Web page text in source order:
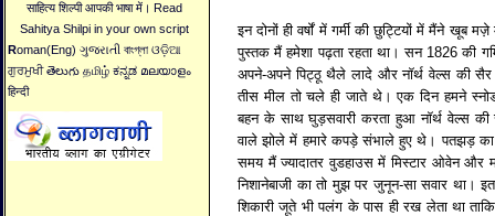
साहित्य शिल्पी आपकी भाषा में। Read
Sahitya Shilpi in your own script
Roman(Eng) ગુજરાતી বাংগ্লা ଓଡ଼ିଆ
ਗੁਰਮੁਖੀ తెలుగు தமிழ் ಕನ್ನಡ മലയാളം
हिन्दी
इन दोनों ही वर्षों में गर्मी की छुट्टियों में मैंने खूब
पुस्तक मैं हमेशा पढ़ता रहता था। सन 1826 की
अपने-अपने पिट्ठू थैले लादे और नॉर्थ वेल्स की
तीस मील तो चले ही जाते थे। एक दिन हमने
बहन के साथ घुड़सवारी करता हुआ नॉर्थ वेल्स
वाले झोले में हमारे कपड़े संभाले हुए थे। पतझड़ का
समय मैं ज्यादातर वुडहाउस में मिस्टार ओवेन और
निशानेबाजी का तो मुझ पर जुनून-सा सवार था।
शिकारी जूते भी पलंग के पास ही रख लेता था